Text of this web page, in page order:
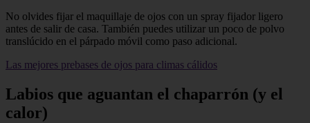
No olvides fijar el maquillaje de ojos con un spray fijador ligero
antes de salir de casa. También puedes utilizar un poco de polvo
translúcido en el párpado móvil como paso adicional.
Las mejores prebases de ojos para climas cálidos
Labios que aguantan el chaparrón (y el
calor)